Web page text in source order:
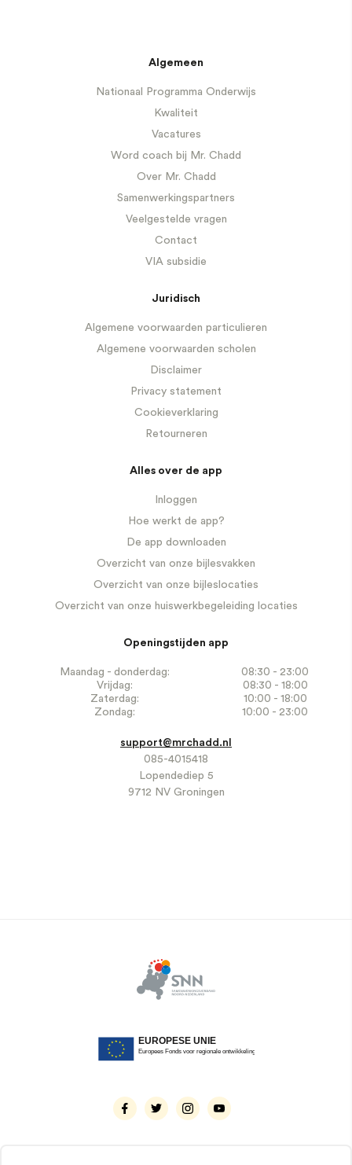
Algemeen
Nationaal Programma Onderwijs
Kwaliteit
Vacatures
Word coach bij Mr. Chadd
Over Mr. Chadd
Samenwerkingspartners
Veelgestelde vragen
Contact
VIA subsidie
Juridisch
Algemene voorwaarden particulieren
Algemene voorwaarden scholen
Disclaimer
Privacy statement
Cookieverklaring
Retourneren
Alles over de app
Inloggen
Hoe werkt de app?
De app downloaden
Overzicht van onze bijlesvakken
Overzicht van onze bijleslocaties
Overzicht van onze huiswerkbegeleiding locaties
Openingstijden app
Maandag - donderdag:
08:30 - 23:00
Vrijdag:
08:30 - 18:00
Zaterdag:
10:00 - 18:00
Zondag:
10:00 - 23:00
support@mrchadd.nl
085-4015418
Lopendediep 5
9712 NV Groningen